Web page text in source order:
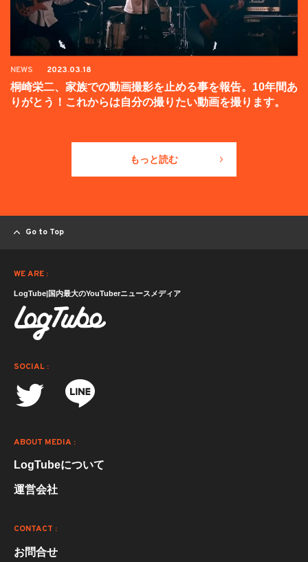
NEWS 2023.03.18
桐崎栄二、家族での動画撮影を止める事を報告。10年間あ
りがとう！これからは自分の撮りたい動画を撮ります。
もっと読む
Go to Top
WE ARE :
LogTube|国内最大のYouTuberニュースメディア
SOCIAL :
ABOUT MEDIA :
LogTubeについて
運営会社
CONTACT :
お問合せ